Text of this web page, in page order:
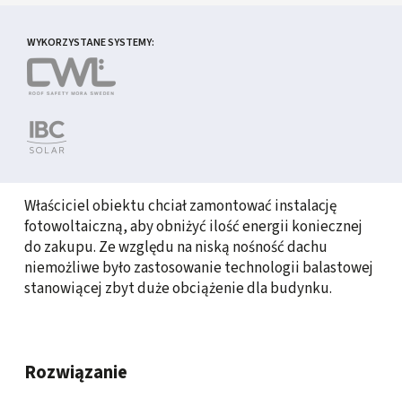
WYKORZYSTANE SYSTEMY:
Właściciel obiektu chciał zamontować instalację
fotowoltaiczną, aby obniżyć ilość energii koniecznej
do zakupu. Ze względu na niską nośność dachu
niemożliwe było zastosowanie technologii balastowej
stanowiącej zbyt duże obciążenie dla budynku.
Rozwiązanie